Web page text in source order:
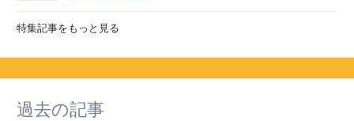
特集記事をもっと見る
過去の記事